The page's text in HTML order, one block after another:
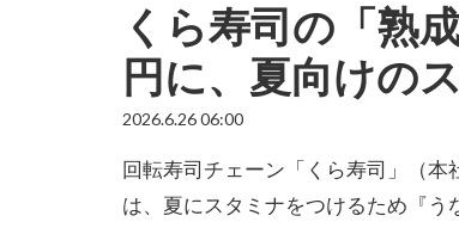
くら寿司の「熟
円に、夏向けの
2026.6.26 06:00
回転寿司チェーン「くら寿司」（本
は、夏にスタミナをつけるため『う